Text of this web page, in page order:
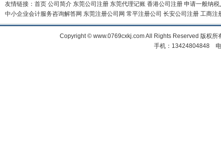
友情链接： 首页 公司简介 东莞公司注册 东莞代理记账 香港公司注册 申请一般纳税
中小企业会计服务咨询解答网 东莞注册公司网 常平注册公司 长安公司注册 工商注
Copyright © www.0769cxkj.com All Rights Reserved 版权
手机：13424804848